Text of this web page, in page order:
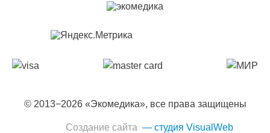
© 2013−2026 «Экомедика», все права защищены
Создание сайта — студия VisualWeb